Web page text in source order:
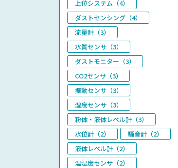
上位システム（4）
ダストセンシング（4）
流量計（3）
水質センサ（3）
ダストモニター（3）
CO2センサ（3）
振動センサ（3）
湿度センサ（3）
粉体・液体レベル計（3）
水位計（2）
騒音計（2）
液体レベル計（2）
温湿度センサ（2）